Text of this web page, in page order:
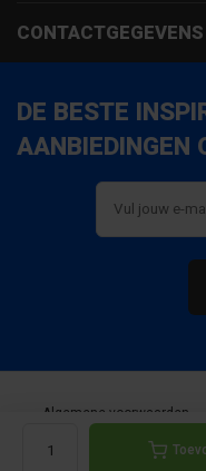
CONTACTGEGEVENS
DE BESTE
AANBIEDINGEN
Algemene voorwaarden